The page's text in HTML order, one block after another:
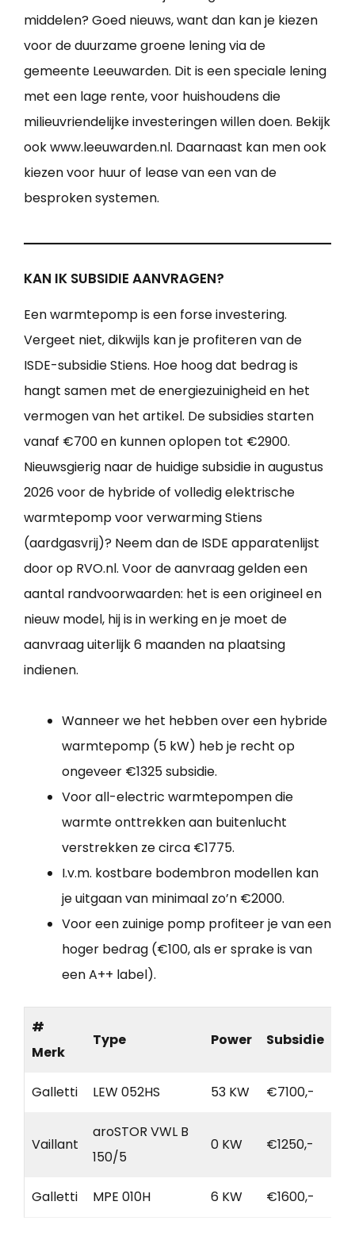
middelen? Goed nieuws, want dan kan je kiezen
voor de duurzame groene lening via de
gemeente Leeuwarden. Dit is een speciale lening
met een lage rente, voor huishoudens die
milieuvriendelijke investeringen willen doen. Bekijk
ook www.leeuwarden.nl. Daarnaast kan men ook
kiezen voor huur of lease van een van de
besproken systemen.
KAN IK SUBSIDIE AANVRAGEN?
Een warmtepomp is een forse investering.
Vergeet niet, dikwijls kan je profiteren van de
ISDE-subsidie Stiens. Hoe hoog dat bedrag is
hangt samen met de energiezuinigheid en het
vermogen van het artikel. De subsidies starten
vanaf €700 en kunnen oplopen tot €2900.
Nieuwsgierig naar de huidige subsidie in augustus
2026 voor de hybride of volledig elektrische
warmtepomp voor verwarming Stiens
(aardgasvrij)? Neem dan de ISDE apparatenlijst
door op RVO.nl. Voor de aanvraag gelden een
aantal randvoorwaarden: het is een origineel en
nieuw model, hij is in werking en je moet de
aanvraag uiterlijk 6 maanden na plaatsing
indienen.
Wanneer we het hebben over een hybride
warmtepomp (5 kW) heb je recht op
ongeveer €1325 subsidie.
Voor all-electric warmtepompen die
warmte onttrekken aan buitenlucht
verstrekken ze circa €1775.
I.v.m. kostbare bodembron modellen kan
je uitgaan van minimaal zo’n €2000.
Voor een zuinige pomp profiteer je van een
hoger bedrag (€100, als er sprake is van
een A++ label).
#
Merk
Type Power Subsidie
Galletti LEW 052HS 53 KW €7100,-
Vaillant
aroSTOR VWL B
150/5
0 KW €1250,-
Galletti MPE 010H 6 KW €1600,-